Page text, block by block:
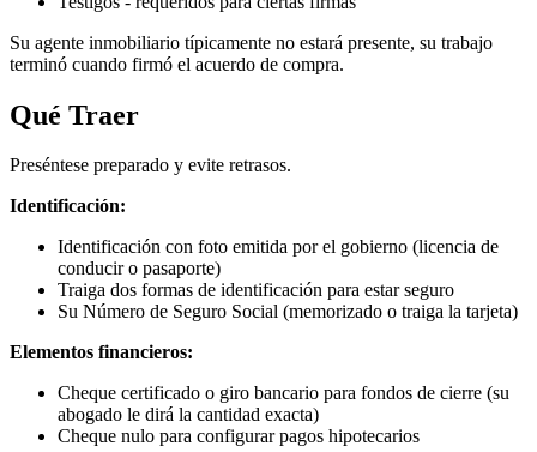
Su agente inmobiliario típicamente no estará presente, su trabajo
terminó cuando firmó el acuerdo de compra.
Qué Traer
Preséntese preparado y evite retrasos.
Identificación:
Identificación con foto emitida por el gobierno (licencia de
conducir o pasaporte)
Traiga dos formas de identificación para estar seguro
Su Número de Seguro Social (memorizado o traiga la tarjeta)
Elementos financieros:
Cheque certificado o giro bancario para fondos de cierre (su
abogado le dirá la cantidad exacta)
Cheque nulo para configurar pagos hipotecarios